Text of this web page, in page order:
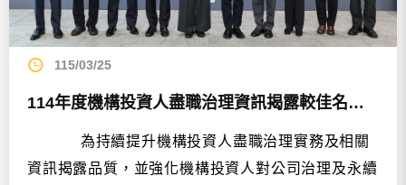
115/03/25
114年度機構投資人盡職治理資訊揭露較佳名單頒獎典...
為持續提升機構投資人盡職治理實務及相關
資訊揭露品質，並強化機構投資人對公司治理及永續